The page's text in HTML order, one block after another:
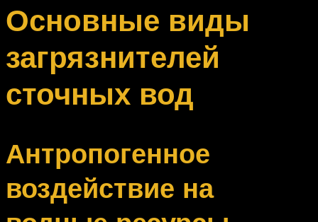
Меню
Основные виды
загрязнителей
сточных вод
Антропогенное
воздействие на